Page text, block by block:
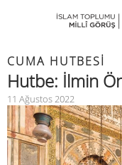
CUMA HUTBESİ
Hutbe: İlmin
11 Ağustos 2022